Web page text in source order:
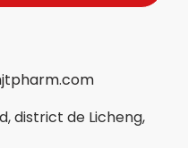
district de Licheng,